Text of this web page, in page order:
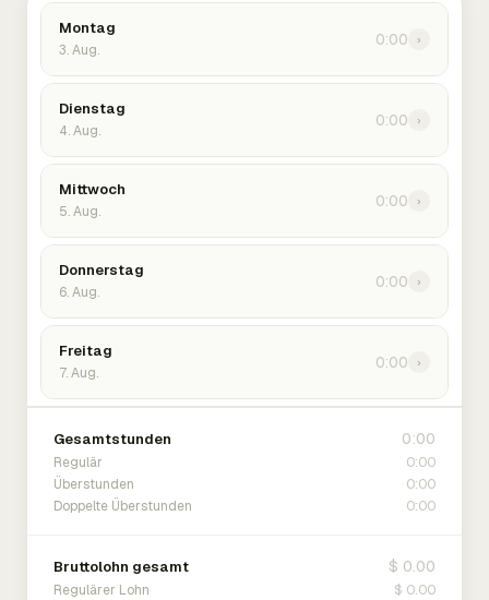
Montag
3. Aug.
0:00 ›
Dienstag
4. Aug.
0:00 ›
Mittwoch
5. Aug.
0:00 ›
Donnerstag
6. Aug.
0:00 ›
Freitag
7. Aug.
0:00 ›
Gesamtstunden 0:00
Regulär 0:00
Überstunden 0:00
Doppelte Überstunden 0:00
Bruttolohn gesamt $ 0.00
Regulärer Lohn $ 0.00